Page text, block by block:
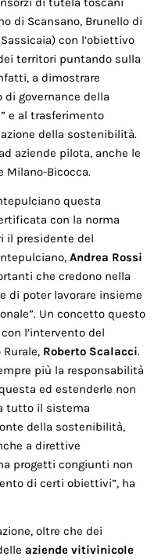
di Scansano, Brunello di
con l’obiettivo
territori puntando sulla
a dimostrare
di governance della
e al trasferimento
della sostenibilità.
aziende pilota, anche le
Milano-Bicocca.
questa
con la norma
il presidente del
Andrea Rossi
che credono nella
di poter lavorare insieme
Un concetto questo
l’intervento del
Roberto Scalacci.
più la responsabilità
ed estenderle non
tutto il sistema
della sostenibilità,
a direttive
progetti congiunti non
di certi obiettivi”, ha
oltre che dei
aziende vitivinicole